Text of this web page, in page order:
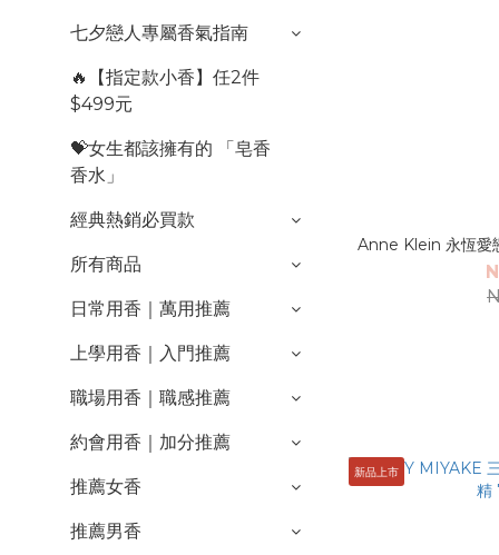
七夕戀人專屬香氣指南
🔥【指定款小香】任2件
$499元
💝女生都該擁有的 「皂香
香水」
經典熱銷必買款
所有商品
日常用香｜萬用推薦
上學用香｜入門推薦
職場用香｜職感推薦
約會用香｜加分推薦
推薦女香
推薦男香
Anne Klein 永恆愛
新品上市